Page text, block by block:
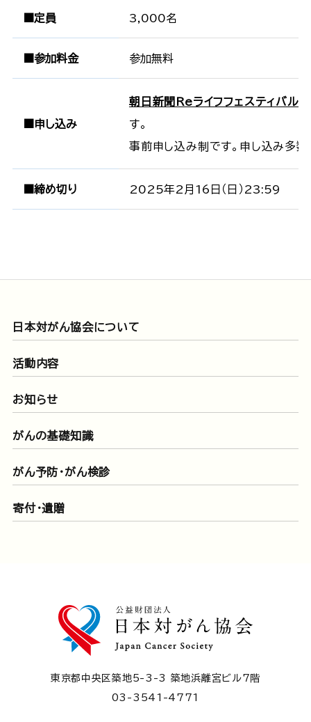
■定員 3,000名
■参加料金 参加無料
■申し込み
朝日新聞Reライフフェスティバ
す。
事前申し込み制です。申し込み多
■締め切り 2025年2月16日（日）23:59
日本対がん協会について
活動内容
お知らせ
がんの基礎知識
がん予防・がん検診
寄付・遺贈
東京都中央区築地5-3-3 築地浜離宮ビル7階
03-3541-4771